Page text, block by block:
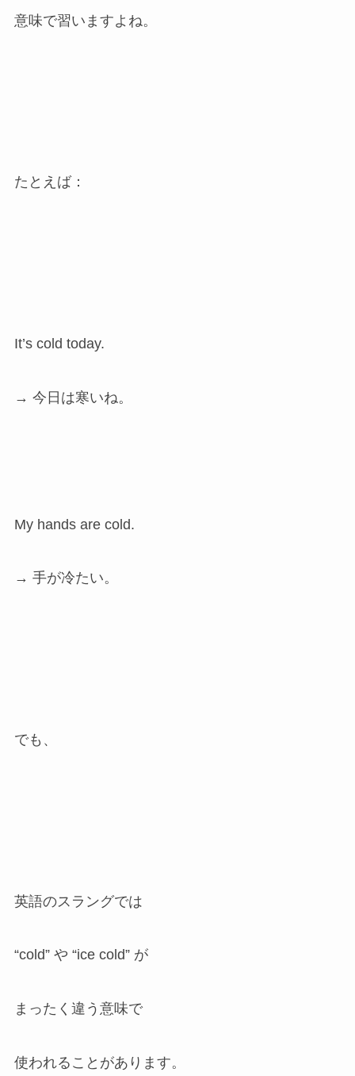
意味で習いますよね。
たとえば：
It’s cold today.
→ 今日は寒いね。
My hands are cold.
→ 手が冷たい。
でも、
英語のスラングでは
“cold” や “ice cold” が
まったく違う意味で
使われることがあります。